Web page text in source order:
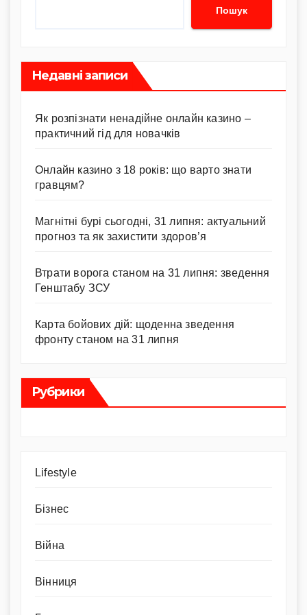
Пошук
Недавні записи
Як розпізнати ненадійне онлайн казино –
практичний гід для новачків
Онлайн казино з 18 років: що варто знати
гравцям?
Магнітні бурі сьогодні, 31 липня: актуальний
прогноз та як захистити здоров’я
Втрати ворога станом на 31 липня: зведення
Генштабу ЗСУ
Карта бойових дій: щоденна зведення
фронту станом на 31 липня
Рубрики
Lifestyle
Бізнес
Війна
Вінниця